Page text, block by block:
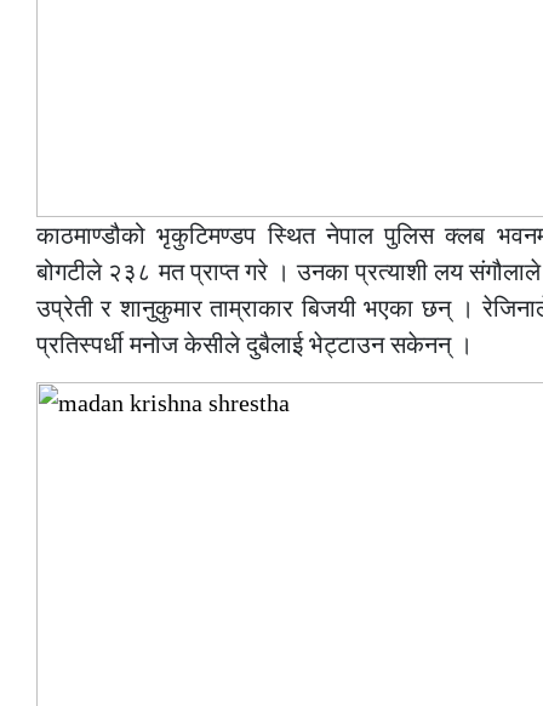
काठमाण्डौको भृकुटिमण्डप स्थित नेपाल पुलिस क्लब
बोगटीले २३८ मत प्राप्त गरे । उनका प्रत्याशी लय
उप्रेती र शानुकुमार ताम्राकार बिजयी भएका छन् ।
प्रतिस्पर्धी मनोज केसीले दुबैलाई भेट्टाउन सकेनन् ।